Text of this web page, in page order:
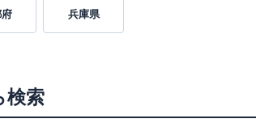
兵庫県
検索